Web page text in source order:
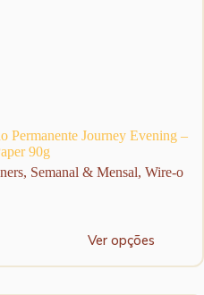
Permanente Journey Evening –
90g
, Semanal & Mensal, Wire-o
Ver opções